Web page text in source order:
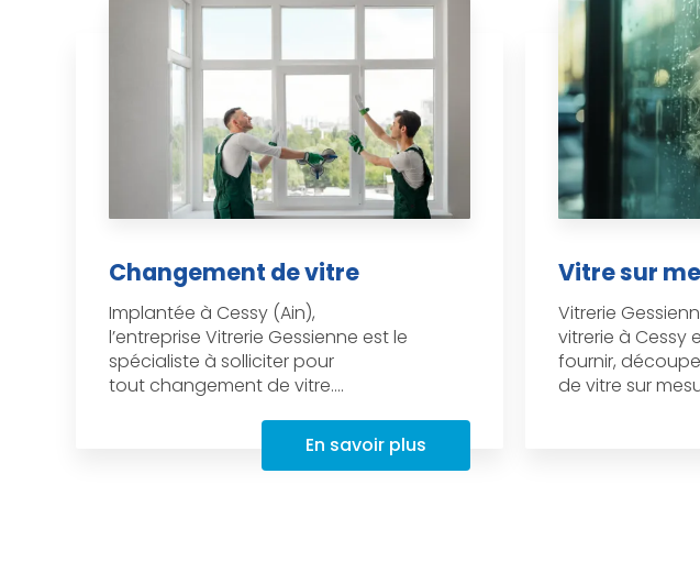
Changement de vitre
Implantée à Cessy (Ain),
l’entreprise Vitrerie Gessienne est le
spécialiste à solliciter pour
tout changement de vitre....
En savoir plus
Vitre sur
Vitrerie
vitrerie à Cessy
fournir,
de vitre sur